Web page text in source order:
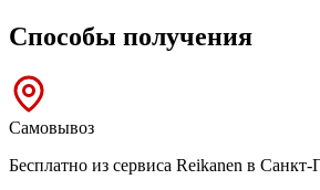
Способы получения
Самовывоз
Бесплатно из сервиса Reikanen в Санкт-